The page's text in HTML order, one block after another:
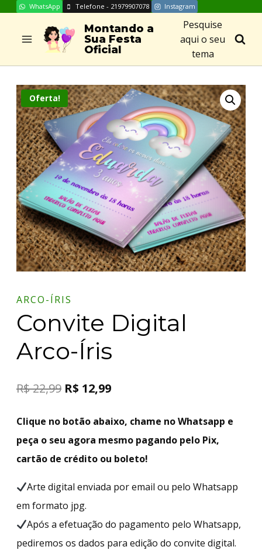
Skip
content
WhatsApp Telefone - 21979907078 Instagram
Montando a
Sua Festa
Oficial
Pesquise
aqui o seu
tema
Oferta!
ARCO-ÍRIS
Convite Digital
Arco-Íris
R$22,99 R$ 12,99
Clique no botão abaixo, chame no Whatsapp e
peça o seu agora mesmo pagando pelo Pix,
cartão de crédito ou boleto!
Arte digital enviada por email ou pelo Whatsapp
em formato jpg.
Após a efetuação do pagamento pelo Whatsapp,
pediremos os dados para edição do convite digital.